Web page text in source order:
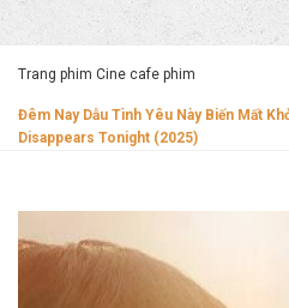
Trang phim Cine cafe phim
Đêm Nay Dẫu Tình Yêu Này Biến Mất
Disappears Tonight (2025)